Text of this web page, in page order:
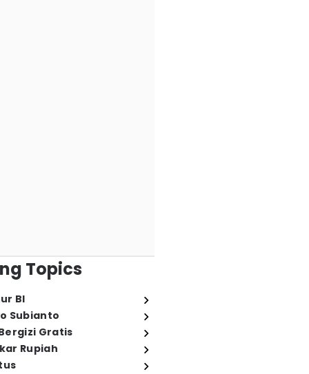
Topics
BI
Subianto
Gratis
Rupiah